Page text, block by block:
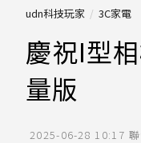
udn科技玩家 3C家電
慶祝I型
量版
2025-06-28 10:17